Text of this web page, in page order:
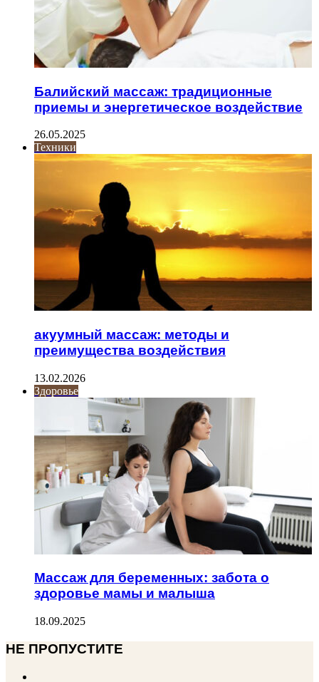
Балийский массаж: традиционные
приемы и энергетическое воздействие
26.05.2025
Техники
акуумный массаж: методы и
преимущества воздействия
13.02.2026
Здоровье
Массаж для беременных: забота о
здоровье мамы и малыша
18.09.2025
НЕ ПРОПУСТИТЕ